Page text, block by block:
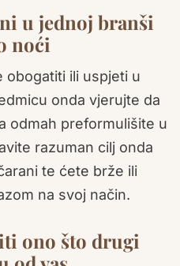
u jednoj branši
noći
obogatiti ili uspjeti u
onda vjerujte da
odmah preformulišite u
razuman cilj onda
te ćete brže ili
na svoj način.
ono što drugi